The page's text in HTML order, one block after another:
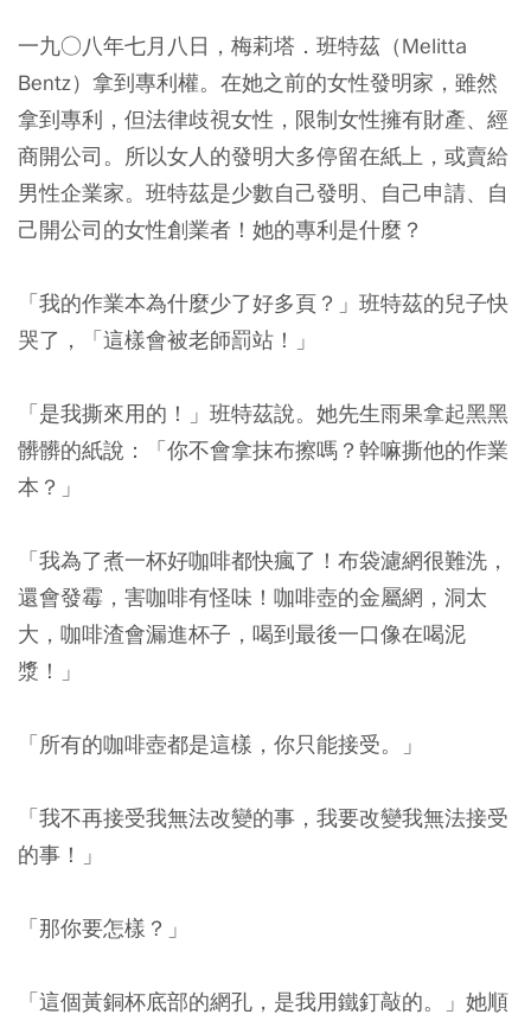
一九○八年七月八日，梅莉塔．班特茲（Melitta
Bentz）拿到專利權。在她之前的女性發明家，雖然
拿到專利，但法律歧視女性，限制女性擁有財產、經
商開公司。所以女人的發明大多停留在紙上，或賣給
男性企業家。班特茲是少數自己發明、自己申請、自
己開公司的女性創業者！她的專利是什麼？
「我的作業本為什麼少了好多頁？」班特茲的兒子快
哭了，「這樣會被老師罰站！」
「是我撕來用的！」班特茲說。她先生雨果拿起黑黑
髒髒的紙說：「你不會拿抹布擦嗎？幹嘛撕他的作業
本？」
「我為了煮一杯好咖啡都快瘋了！布袋濾網很難洗，
還會發霉，害咖啡有怪味！咖啡壺的金屬網，洞太
大，咖啡渣會漏進杯子，喝到最後一口像在喝泥
漿！」
「所有的咖啡壺都是這樣，你只能接受。」
「我不再接受我無法改變的事，我要改變我無法接受
的事！」
「那你要怎樣？」
「這個黃銅杯底部的網孔，是我用鐵釘敲的。」她順